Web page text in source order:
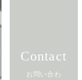
Contact
お問い合わ